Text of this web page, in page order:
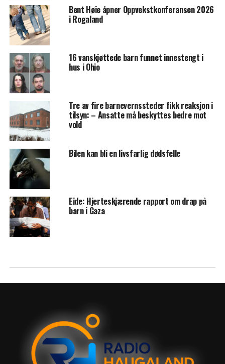
Bent Høie åpner Oppvekstkonferansen 2026
i Rogaland
16 vanskjøttede barn funnet innestengt i
hus i Ohio
Tre av fire barnevernssteder fikk reaksjon i
tilsyn: – Ansatte må beskyttes bedre mot
vold
Bilen kan bli en livsfarlig dødsfelle
Eide: Hjerteskjærende rapport om drap på
barn i Gaza